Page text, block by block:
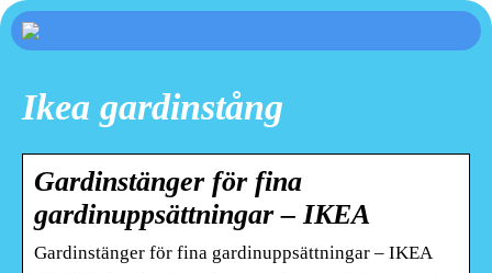
Ikea gardinstång
Gardinstänger för fina
gardinuppsättningar – IKEA
Gardinstänger för fina gardinuppsättningar – IKEA